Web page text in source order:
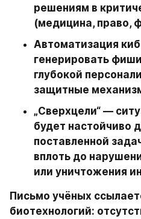
решениям в
(медицина, право,
Автоматизация
генерировать
глубокой
защитные
„Сверхцели“ —
будет настойчиво
поставленной
вплоть до
или уничтожения
Письмо учёных
биотехнологий: